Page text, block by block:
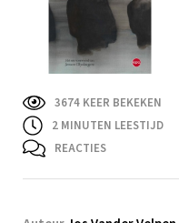
3674 KEER BEKEKEN
2 MINUTEN LEESTIJD
REACTIES